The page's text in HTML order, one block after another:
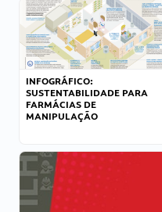
INFOGRÁFICO:
SUSTENTABILIDADE PARA
FARMÁCIAS DE
MANIPULAÇÃO